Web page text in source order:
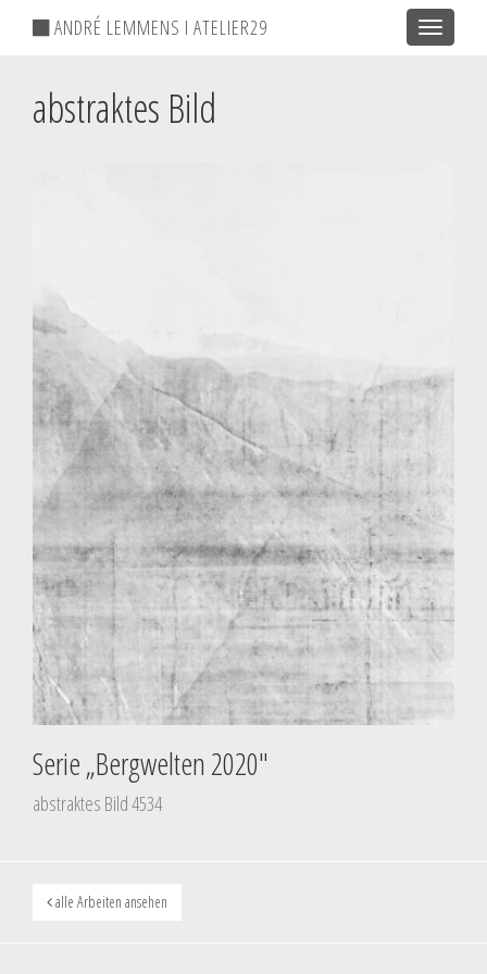
Toggle
ANDRÉ LEMMENS I ATELIER29
abstraktes Bild
Serie „Bergwelten 2020″
abstraktes Bild 4534
alle Arbeiten ansehen